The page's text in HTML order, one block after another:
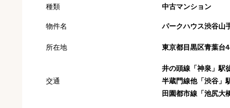
種類 中古マンション
物件名 パークハウス渋谷山
所在地 東京都目黒区青葉台
交通
井の頭線「神泉」駅
半蔵門線他「渋谷」
田園都市線「池尻大